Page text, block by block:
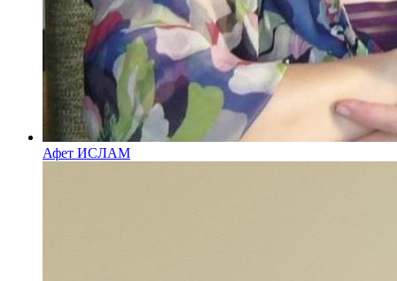
Афет ИСЛАМ